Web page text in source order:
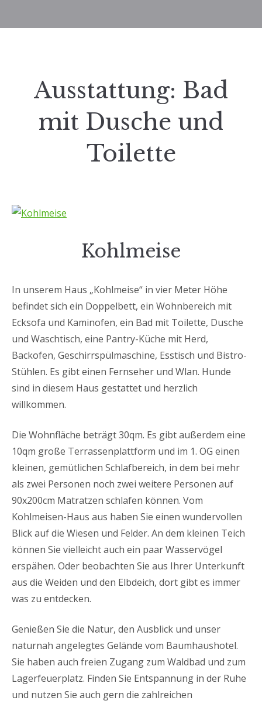
Ausstattung: Bad
mit Dusche und
Toilette
Kohlmeise
In unserem Haus „Kohlmeise“ in vier Meter Höhe
befindet sich ein Doppelbett, ein Wohnbereich mit
Ecksofa und Kaminofen, ein Bad mit Toilette, Dusche
und Waschtisch, eine Pantry-Küche mit Herd,
Backofen, Geschirrspülmaschine, Esstisch und Bistro-
Stühlen. Es gibt einen Fernseher und Wlan. Hunde
sind in diesem Haus gestattet und herzlich
willkommen.
Die Wohnfläche beträgt 30qm. Es gibt außerdem eine
10qm große Terrassenplattform und im 1. OG einen
kleinen, gemütlichen Schlafbereich, in dem bei mehr
als zwei Personen noch zwei weitere Personen auf
90x200cm Matratzen schlafen können. Vom
Kohlmeisen-Haus aus haben Sie einen wundervollen
Blick auf die Wiesen und Felder. An dem kleinen Teich
können Sie vielleicht auch ein paar Wasservögel
erspähen. Oder beobachten Sie aus Ihrer Unterkunft
aus die Weiden und den Elbdeich, dort gibt es immer
was zu entdecken.
Genießen Sie die Natur, den Ausblick und unser
naturnah angelegtes Gelände vom Baumhaushotel.
Sie haben auch freien Zugang zum Waldbad und zum
Lagerfeuerplatz. Finden Sie Entspannung in der Ruhe
und nutzen Sie auch gern die zahlreichen